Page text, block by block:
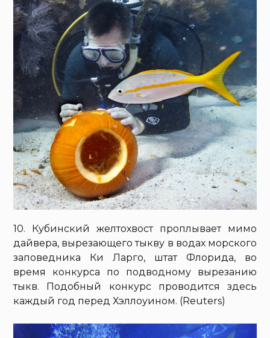
10. Кубинский желтохвост проплывает мимо
дайвера, вырезающего тыкву в водах морского
заповедника Ки Ларго, штат Флорида, во
время конкурса по подводному вырезанию
тыкв. Подобный конкурс проводится здесь
каждый год перед Хэллоуином. (Reuters)